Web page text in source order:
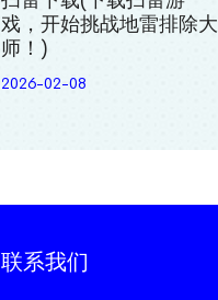
戏，开始挑战地雷排除大
师！)
2026-02-08
联系我们